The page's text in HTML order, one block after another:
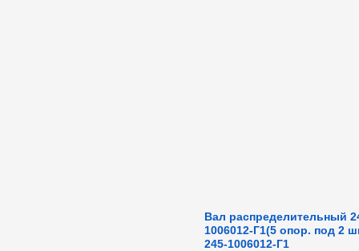
Вал распределительный
1006012-Г1(5 опор. под 2
245-1006012-Г1